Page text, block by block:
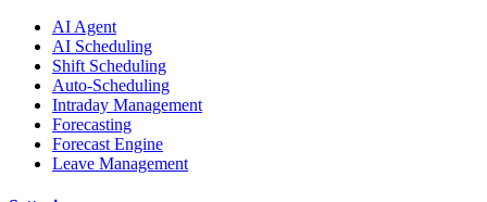
AI Agent
AI Scheduling
Shift Scheduling
Auto-Scheduling
Intraday Management
Forecasting
Forecast Engine
Leave Management